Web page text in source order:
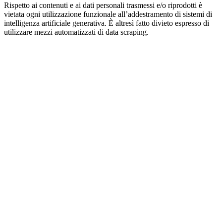
Rispetto ai contenuti e ai dati personali trasmessi e/o riprodotti è
vietata ogni utilizzazione funzionale all’addestramento di sistemi di
intelligenza artificiale generativa. È altresì fatto divieto espresso di
utilizzare mezzi automatizzati di data scraping.